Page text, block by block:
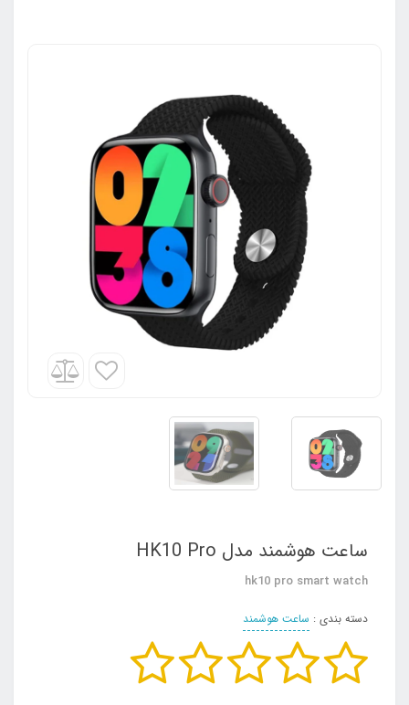
ساعت هوشمند مدل HK10 Pro
hk10 pro smart watch
دسته بندی : ساعت هوشمند